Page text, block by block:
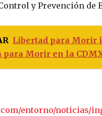
y Prevención de
Libertad para Morir
para Morir en la
entorno/noticias/